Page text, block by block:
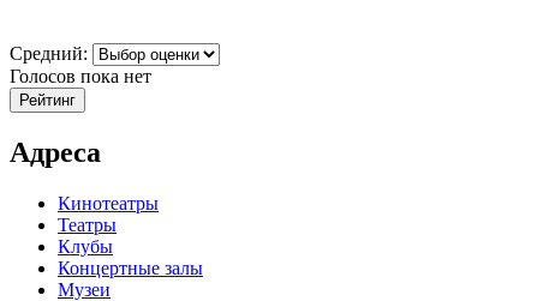
Средний:
Голосов пока нет
Адреса
Кинотеатры
Театры
Клубы
Концертные залы
Музеи